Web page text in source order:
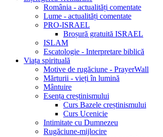
România - actualități comentate
Lume - actualități comentate
PRO-ISRAEL
Broșură gratuită ISRAEL
ISLAM
Escatologie - Interpretare biblică
Viața spirituală
Motive de rugăciune - PrayerWall
Mărturii - vieți în lumină
Mântuire
Esența creștinismului
Curs Bazele creștinismului
Curs Ucenicie
Intimitate cu Dumnezeu
Rugăciune-mijlocire